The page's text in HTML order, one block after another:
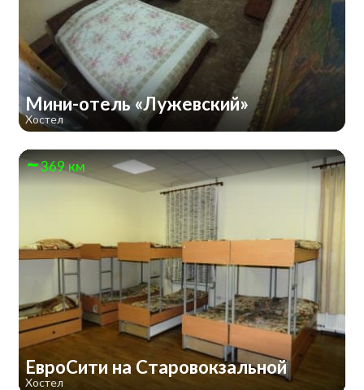
Мини-отель «Лужевский»
Хостел
369 км
ЕвроСити на Старовокзальной
Хостел